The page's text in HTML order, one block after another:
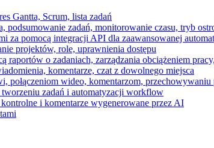
Gantta, Scrum, lista zadań
zadań, monitorowanie czasu, tryb
za pomocą integracji API dla zaawansowanej
projektów, role, uprawnienia dostępu
raportów o zadaniach, zarządzania obciążeniem
komentarze, czat z dowolnego miejsca
połączeniom wideo, komentarzom,
tworzeniu zadań i automatyzacji workflow
i komentarze wygenerowane przez AI